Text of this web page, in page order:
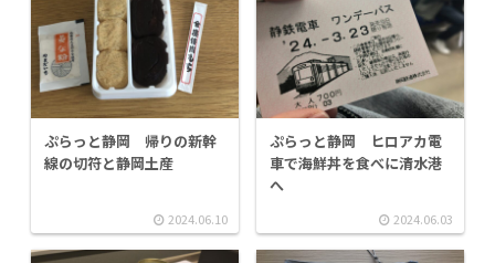
ぷらっと静岡 帰りの新幹
線の切符と静岡土産
2024.06.10
ぷらっと静岡 ヒロアカ電
車で海鮮丼を食べに清水港
へ
2024.06.03